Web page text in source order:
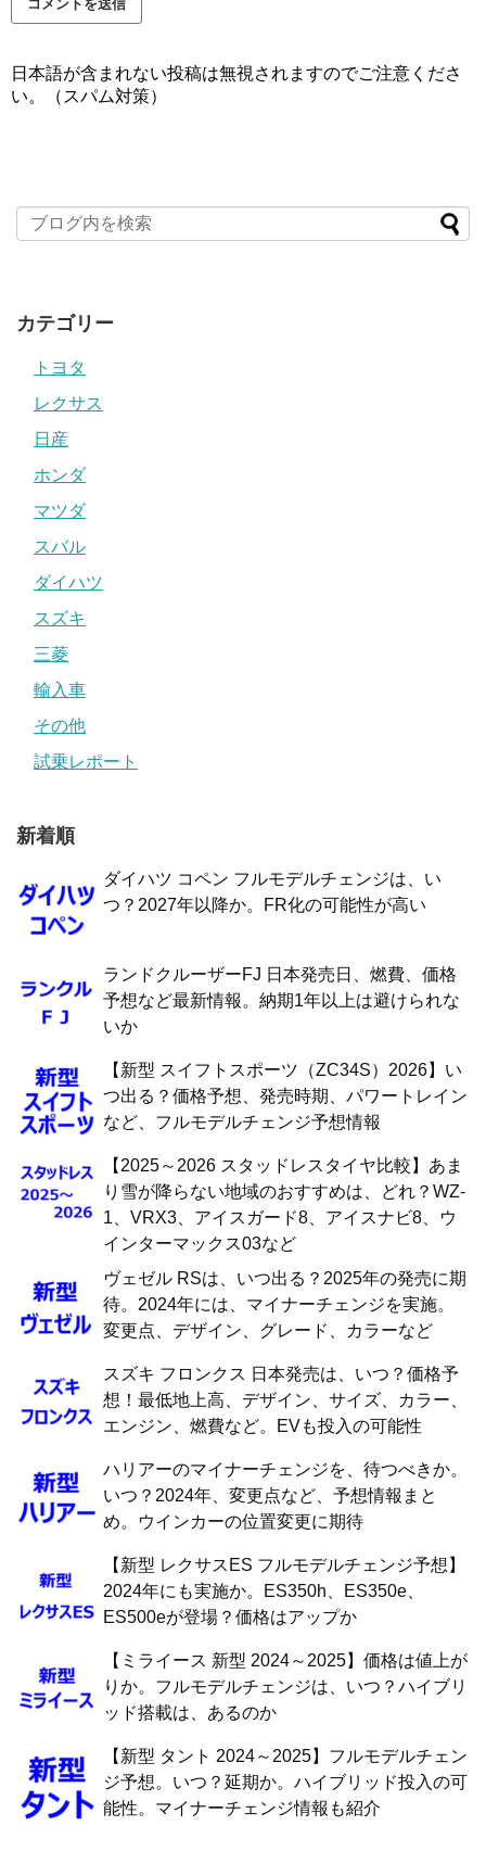
日本語が含まれない投稿は無視されますのでご注意くださ
い。（スパム対策）
カテゴリー
トヨタ
レクサス
日産
ホンダ
マツダ
スバル
ダイハツ
スズキ
三菱
輸入車
その他
試乗レポート
新着順
ダイハツ コペン フルモデルチェンジは、い
つ？2027年以降か。FR化の可能性が高い
ランドクルーザーFJ 日本発売日、燃費、価格
予想など最新情報。納期1年以上は避けられな
いか
【新型 スイフトスポーツ（ZC34S）2026】い
つ出る？価格予想、発売時期、パワートレイン
など、フルモデルチェンジ予想情報
【2025～2026 スタッドレスタイヤ比較】あま
り雪が降らない地域のおすすめは、どれ？WZ-
1、VRX3、アイスガード8、アイスナビ8、ウ
インターマックス03など
ヴェゼル RSは、いつ出る？2025年の発売に期
待。2024年には、マイナーチェンジを実施。
変更点、デザイン、グレード、カラーなど
スズキ フロンクス 日本発売は、いつ？価格予
想！最低地上高、デザイン、サイズ、カラー、
エンジン、燃費など。EVも投入の可能性
ハリアーのマイナーチェンジを、待つべきか。
いつ？2024年、変更点など、予想情報まと
め。ウインカーの位置変更に期待
【新型 レクサスES フルモデルチェンジ予想】
2024年にも実施か。ES350h、ES350e、
ES500eが登場？価格はアップか
【ミライース 新型 2024～2025】価格は値上が
りか。フルモデルチェンジは、いつ？ハイブリ
ッド搭載は、あるのか
【新型 タント 2024～2025】フルモデルチェン
ジ予想。いつ？延期か。ハイブリッド投入の可
能性。マイナーチェンジ情報も紹介